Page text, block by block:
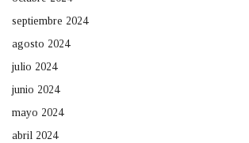
septiembre 2024
agosto 2024
julio 2024
junio 2024
mayo 2024
abril 2024